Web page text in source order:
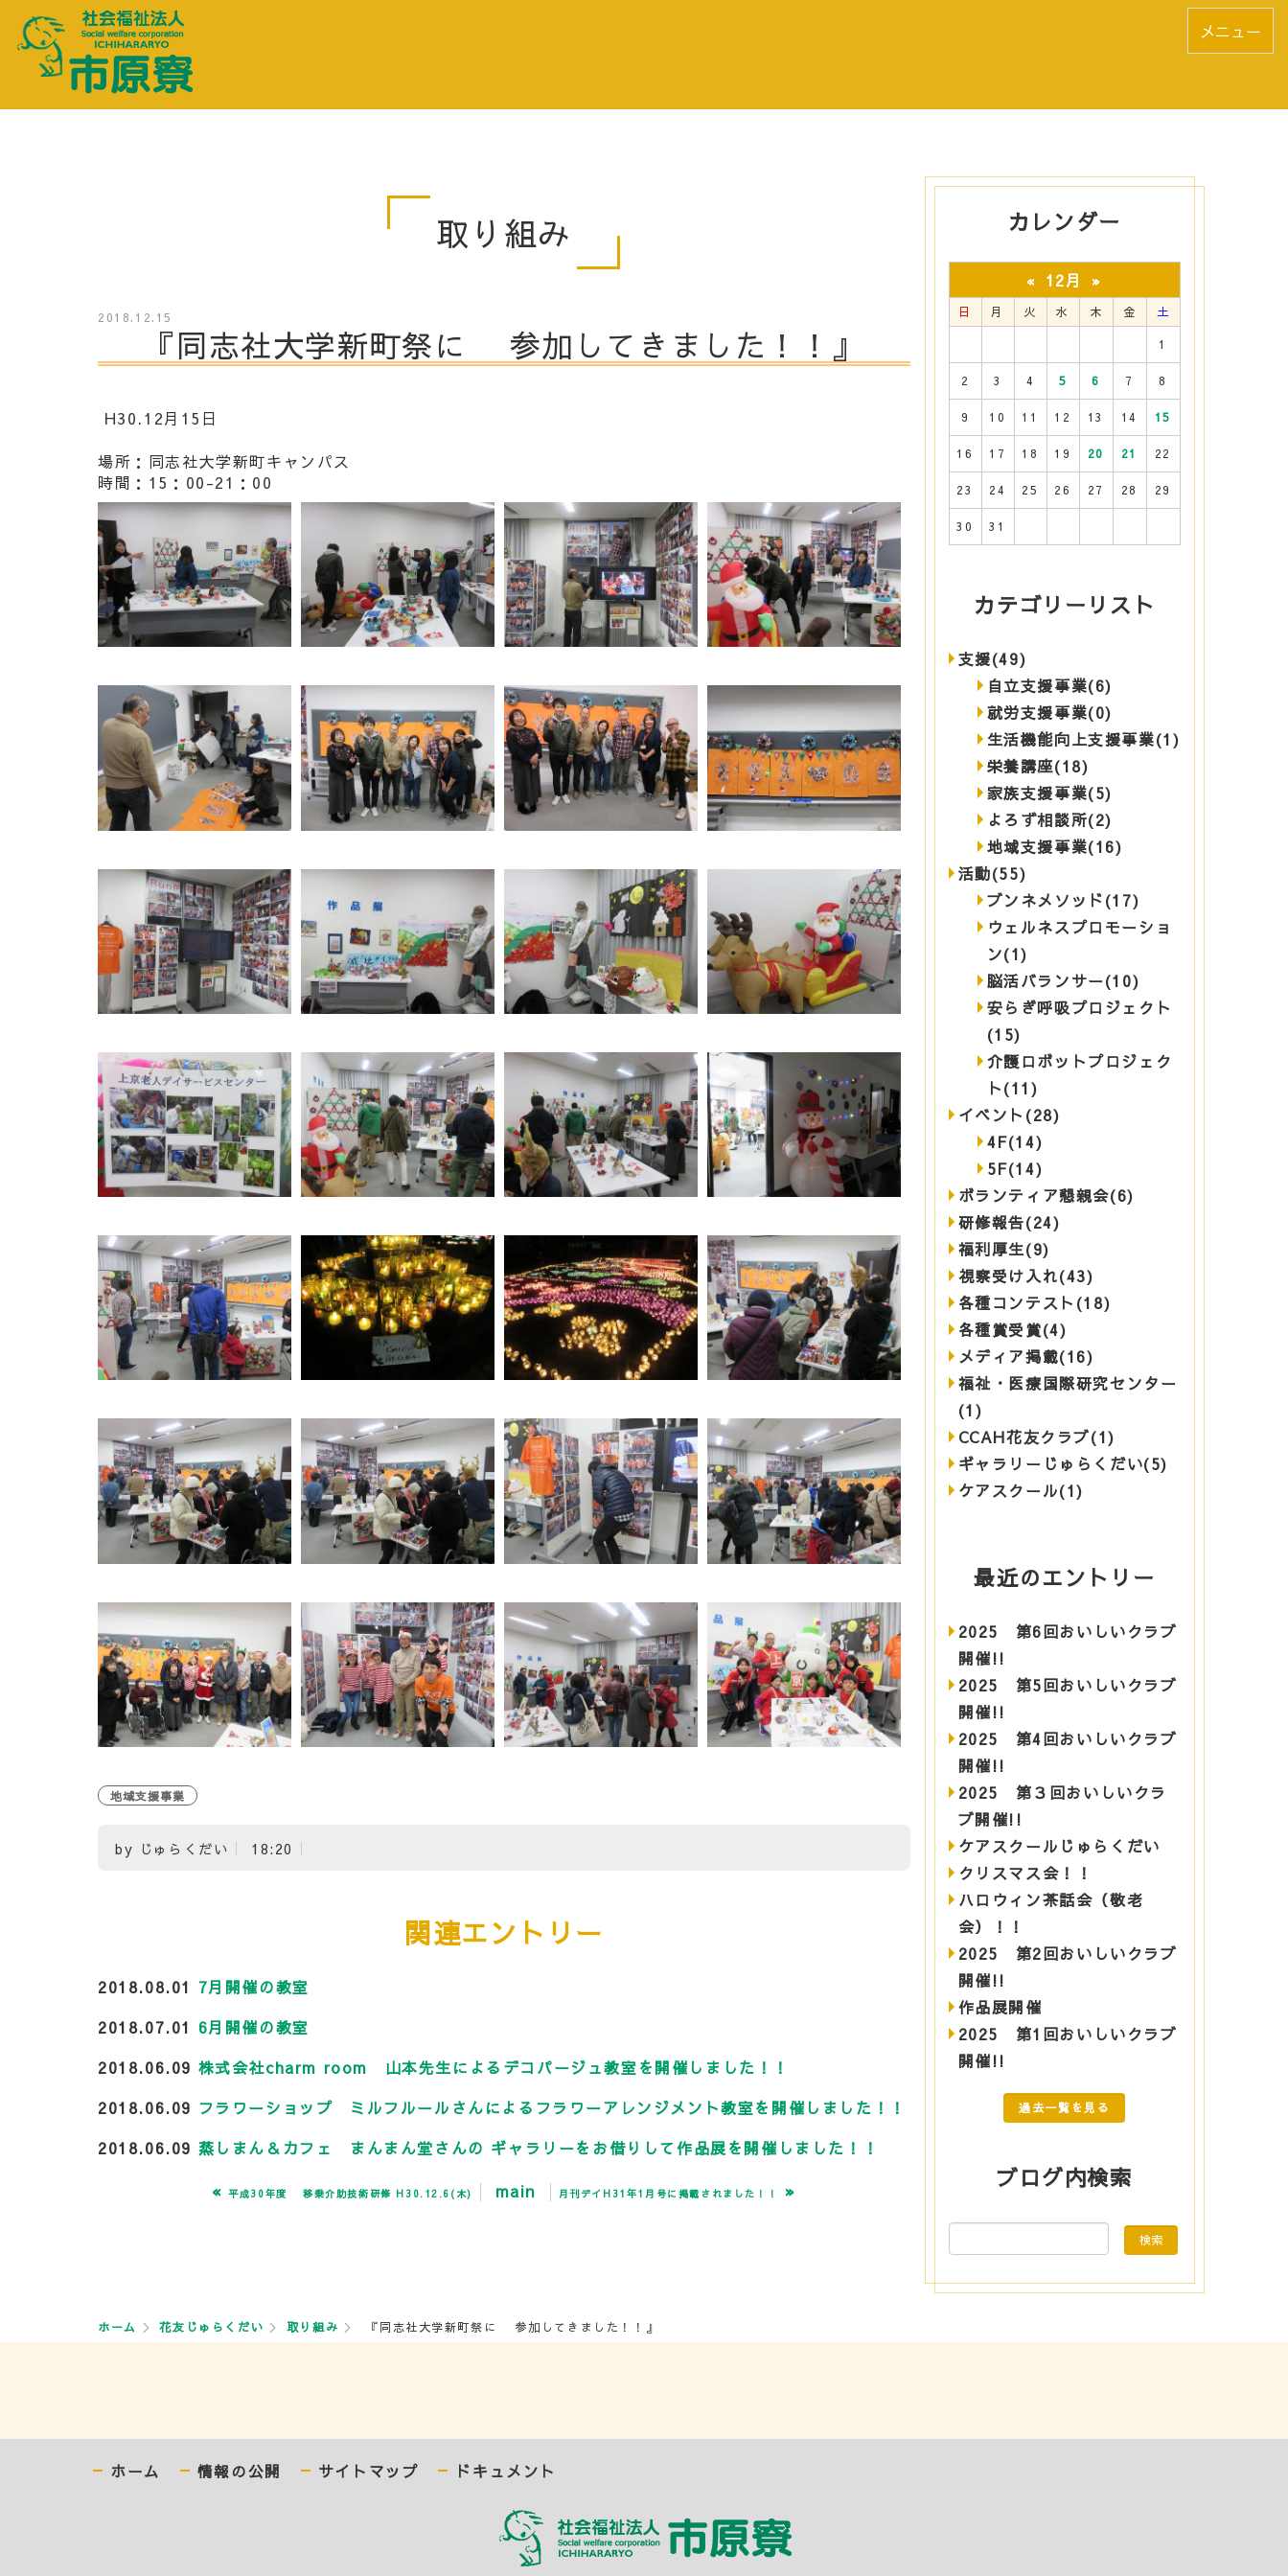
メニュー
取り組み
2018.12.15
『同志社大学新町祭に 参加してきました！！』
H30.12月15日
場所：同志社大学新町キャンパス
時間：15：00-21：00
地域支援事業
by じゅらくだい 18:20
関連エントリー
2018.08.01 7月開催の教室
2018.07.01 6月開催の教室
2018.06.09 株式会社charm room 山本先生によるデコパージュ教室を開催しました！！
2018.06.09 フラワーショップ ミルフルールさんによるフラワーアレンジメント教室を開催しました！！
2018.06.09 蒸しまん＆カフェ まんまん堂さんの ギャラリーをお借りして作品展を開催しました！！
«平成30年度 移乗介助技術研修 H30.12.6(木) main 月刊デイH31年1月号に掲載されました！！ »
カレンダー
« 12月 »
日 月 火 水 木 金 土
1
2 3 4 5 6 7 8
9 10 11 12 13 14 15
16 17 18 19 20 21 22
23 24 25 26 27 28 29
30 31
カテゴリーリスト
支援(49)
自立支援事業(6)
就労支援事業(0)
生活機能向上支援事業(1)
栄養講座(18)
家族支援事業(5)
よろず相談所(2)
地域支援事業(16)
活動(55)
ブンネメソッド(17)
ウェルネスプロモーショ
ン(1)
脳活バランサー(10)
安らぎ呼吸プロジェクト
(15)
介護ロボットプロジェク
ト(11)
イベント(28)
4F(14)
5F(14)
ボランティア懇親会(6)
研修報告(24)
福利厚生(9)
視察受け入れ(43)
各種コンテスト(18)
各種賞受賞(4)
メディア掲載(16)
福祉・医療国際研究センター
(1)
CCAH花友クラブ(1)
ギャラリーじゅらくだい(5)
ケアスクール(1)
最近のエントリー
2025 第6回おいしいクラブ
開催!!
2025 第5回おいしいクラブ
開催!!
2025 第4回おいしいクラブ
開催!!
2025 第３回おいしいクラ
ブ開催!!
ケアスクールじゅらくだい
クリスマス会！！
ハロウィン茶話会（敬老
会）！！
2025 第2回おいしいクラブ
開催!!
作品展開催
2025 第1回おいしいクラブ
開催!!
過去一覧を見る
ブログ内検索
ホーム 花友じゅらくだい 取り組み 『同志社大学新町祭に 参加してきました！！』
ホーム 情報の公開 サイトマップ ドキュメント